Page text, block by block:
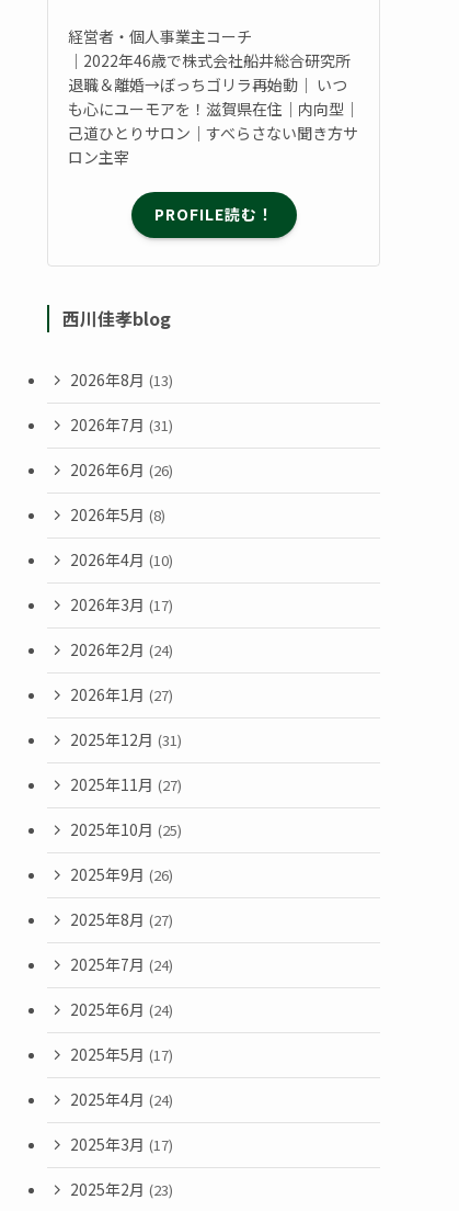
経営者・個人事業主コーチ
｜2022年46歳で株式会社船井総合研究所
退職＆離婚→ぼっちゴリラ再始動｜ いつ
も心にユーモアを！滋賀県在住｜内向型｜
己道ひとりサロン｜すべらさない聞き方サ
ロン主宰
PROFILE読む！
西川佳孝blog
2026年8月 (13)
2026年7月 (31)
2026年6月 (26)
2026年5月 (8)
2026年4月 (10)
2026年3月 (17)
2026年2月 (24)
2026年1月 (27)
2025年12月 (31)
2025年11月 (27)
2025年10月 (25)
2025年9月 (26)
2025年8月 (27)
2025年7月 (24)
2025年6月 (24)
2025年5月 (17)
2025年4月 (24)
2025年3月 (17)
2025年2月 (23)